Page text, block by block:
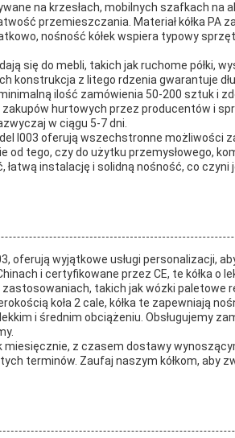
na krzesłach, mobilnych szafkach na
przemieszczania. Materiał kółka PA
nośność kółek wspiera typowy
się do mebli, takich jak ruchome półki,
konstrukcja z litego rdzenia gwarantuje
ilość zamówienia 50-200 sztuk i
zakupów hurtowych przez producentów i
w ciągu 5-7 dni.
I003 oferują wszechstronne możliwości
od tego, czy do użytku przemysłowego,
łatwą instalację i solidną nośność, co czyni
oferują wyjątkowe usługi personalizacji,
i certyfikowane przez CE, te kółka o
takich jak wózki paletowe
koła 2 cale, kółka te zapewniają
i średnim obciążeniu. Obsługujemy
z czasem dostawy
terminów. Zaufaj naszym kółkom, aby